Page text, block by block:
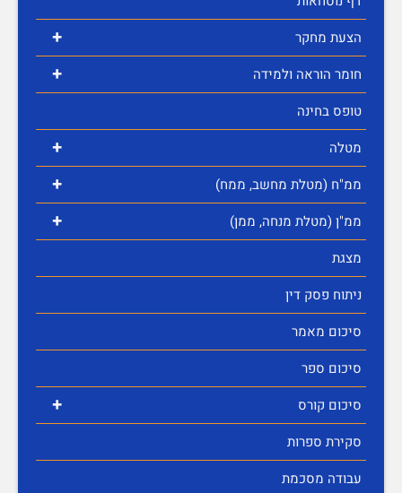
+ הצעת מחקר
+
חומר הוראה ולמידה
טופס בחינה
+ מטלה
+ ממ"ח (מטלת מחשב, ממח)
+
ממ"ן (מטלת מנחה, ממן)
מצגת
ניתוח פסק דין
סיכום מאמר
סיכום ספר
+
סיכום קורס
סקירת ספרות
עבודה מסכמת